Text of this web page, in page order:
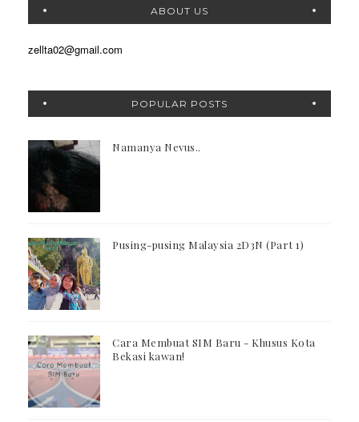
ABOUT US
zellta02@gmail.com
POPULAR POSTS
Namanya Nevus..
Pusing-pusing Malaysia 2D3N (Part 1)
Cara Membuat SIM Baru - Khusus Kota
Bekasi kawan!